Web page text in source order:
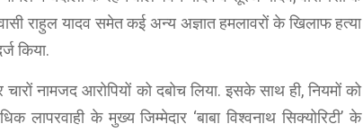
राहुल यादव समेत कई अन्य अज्ञात हमलावरों के खिलाफ हत्या
किया.
नामजद आरोपियों को दबोच लिया. इसके साथ ही, नियमों को
के मुख्य जिम्मेदार ‘बाबा विश्वनाथ सिक्योरिटी’ के